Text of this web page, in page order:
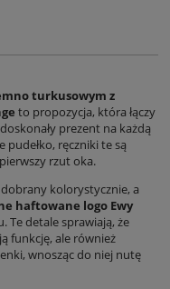
turkusowym z
to propozycja, która łączy
prezent na każdą
ręczniki te są
rzut oka.
kolorystycznie, a
haftowane logo Ewy
Te detale sprawiają, że
funkcję, ale również
wnosząc do niej nutę